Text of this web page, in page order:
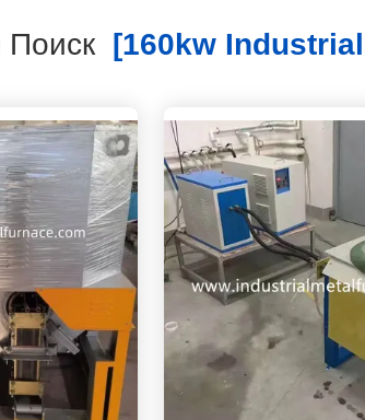
[160kw Industrial